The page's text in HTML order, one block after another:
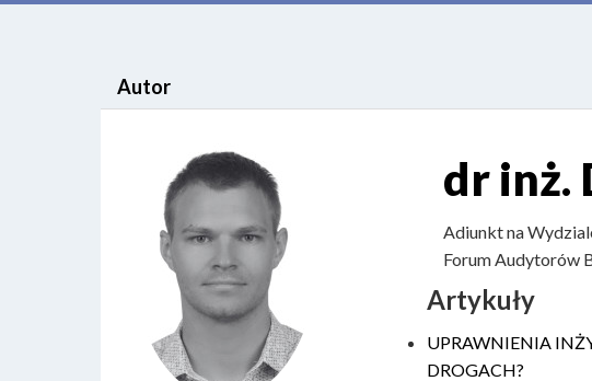
Autor
dr inż.
Adiunkt na
Forum Audytorów
Artykuły
UPRAWNIENIA
DROGACH?